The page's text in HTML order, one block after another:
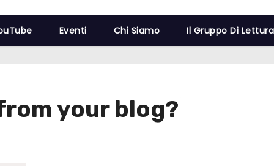
Eventi Chi Siamo Il Gruppo Di Lettura
your blog?